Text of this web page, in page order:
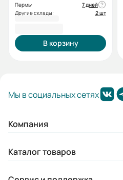
Пермь:
7 дней
Другие склады:
2 шт
В корзину
Мы в социальных сетях
Компания
Каталог товаров